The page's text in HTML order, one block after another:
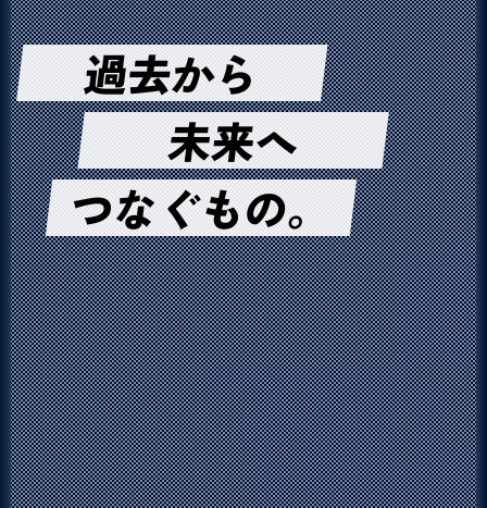
過去から
未来へ
つなぐもの。